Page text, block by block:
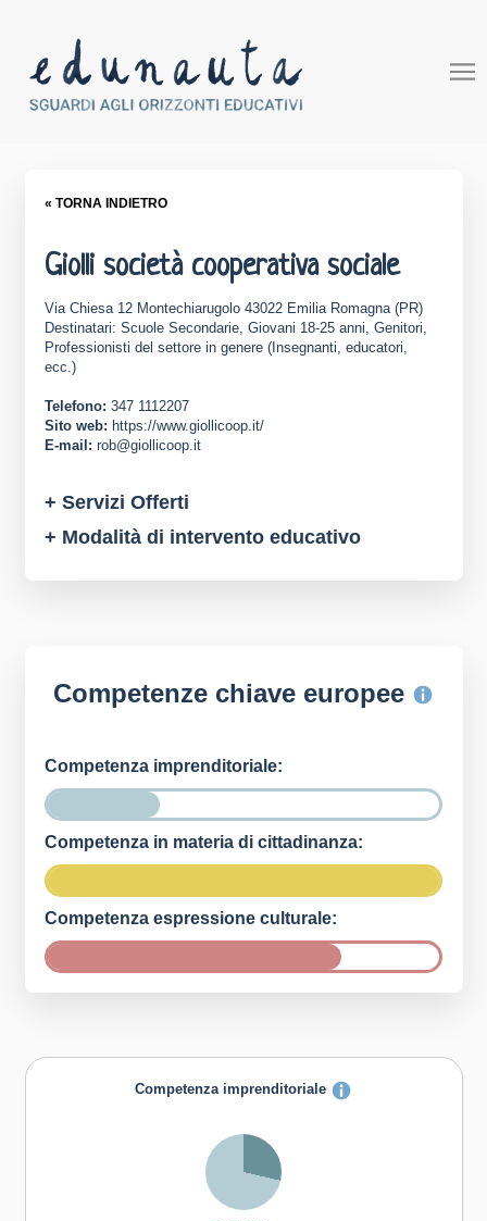
« TORNA INDIETRO
Giolli società cooperativa sociale
Via Chiesa 12 Montechiarugolo 43022 Emilia Romagna (PR)
Destinatari: Scuole Secondarie, Giovani 18-25 anni, Genitori,
Professionisti del settore in genere (Insegnanti, educatori,
ecc.)
Telefono: 347 1112207
Sito web: https://www.giollicoop.it/
E-mail: rob@giollicoop.it
+ Servizi Offerti
+ Modalità di intervento educativo
Competenze chiave europee
Competenza imprenditoriale:
Competenza in materia di cittadinanza:
Competenza espressione culturale:
Competenza imprenditoriale